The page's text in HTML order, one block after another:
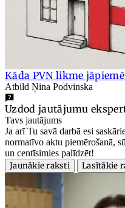
Kāda PVN likme
Atbild Ņina Podvinska
Uzdod jautājumu
Tavs jautājums
Ja arī Tu savā darbā esi
normatīvo aktu piemērošanā,
un centīsimies palīdzēt!
Jaunākie raksti
Lasītākie